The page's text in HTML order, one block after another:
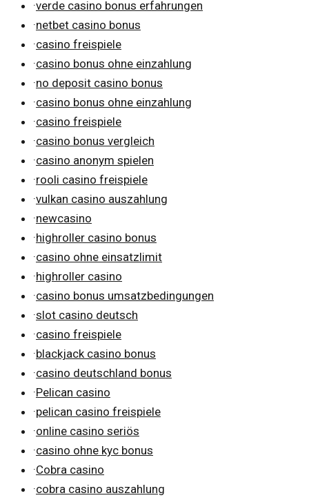
·verde casino bonus erfahrungen
·netbet casino bonus
·casino freispiele
·casino bonus ohne einzahlung
·no deposit casino bonus
·casino bonus ohne einzahlung
·casino freispiele
·casino bonus vergleich
·casino anonym spielen
·rooli casino freispiele
·vulkan casino auszahlung
·newcasino
·highroller casino bonus
·casino ohne einsatzlimit
·highroller casino
·casino bonus umsatzbedingungen
·slot casino deutsch
·casino freispiele
·blackjack casino bonus
·casino deutschland bonus
·Pelican casino
·pelican casino freispiele
·online casino seriös
·casino ohne kyc bonus
·Cobra casino
·cobra casino auszahlung